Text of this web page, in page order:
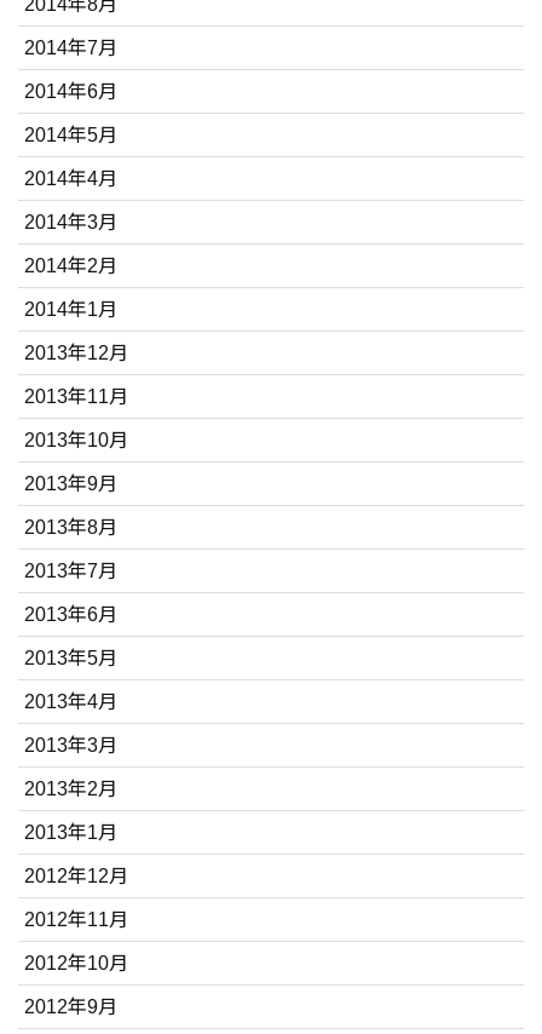
2014年8月
2014年7月
2014年6月
2014年5月
2014年4月
2014年3月
2014年2月
2014年1月
2013年12月
2013年11月
2013年10月
2013年9月
2013年8月
2013年7月
2013年6月
2013年5月
2013年4月
2013年3月
2013年2月
2013年1月
2012年12月
2012年11月
2012年10月
2012年9月